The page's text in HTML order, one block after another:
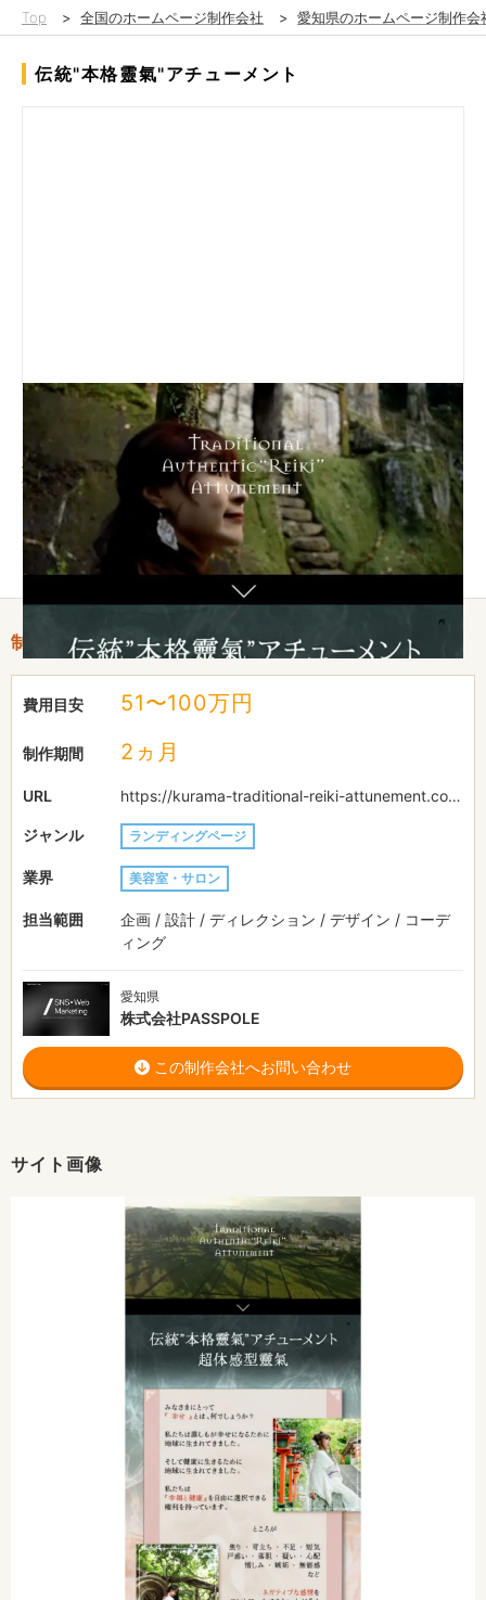
Top > 全国のホームページ制作会社 > 愛知県のホームページ制作会
伝統"本格靈氣"アチューメント
当初ウェブサイトがなく、サービスの全体像や魅力を発信できな
い課題に加え、「霊気」というスピリチュアル特有のイメージで
利用者に怪しい印象を与えるリスクがありました。そこで、世界
観や雰囲気を重視したデザインとビジュアル・構成の工夫で安心
感とブランド性を両立。サービス紹介から申し込みまでスムーズ
な導線を設計し、受講生獲得につながる仕組みを構築。結果とし
てブランド認知向上とサービス普及に貢献しました。
サイト画像
制作情報
費用目安 51〜100万円
制作期間 2ヵ月
URL https://kurama-traditional-reiki-attunement.com/
ジャンル ランディングページ
業界 美容室・サロン
担当範囲
企画 / 設計 / ディレクション / デザイン / コーデ
ィング
愛知県
株式会社PASSPOLE
この制作会社へお問い合わせ